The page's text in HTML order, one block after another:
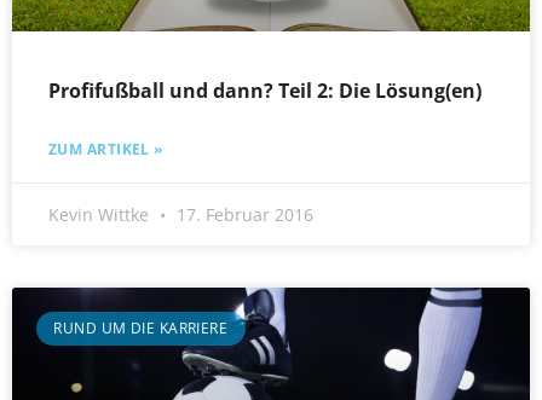
Profifußball und dann? Teil 2: Die Lösung(en)
ZUM ARTIKEL »
Kevin Wittke 17. Februar 2016
RUND UM DIE KARRIERE